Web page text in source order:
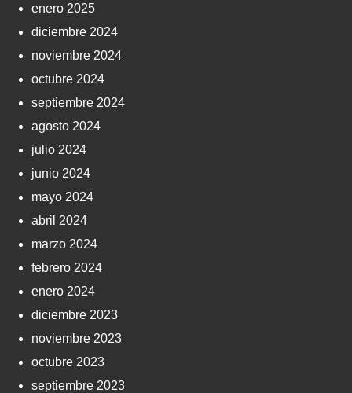
enero 2025
diciembre 2024
noviembre 2024
octubre 2024
septiembre 2024
agosto 2024
julio 2024
junio 2024
mayo 2024
abril 2024
marzo 2024
febrero 2024
enero 2024
diciembre 2023
noviembre 2023
octubre 2023
septiembre 2023